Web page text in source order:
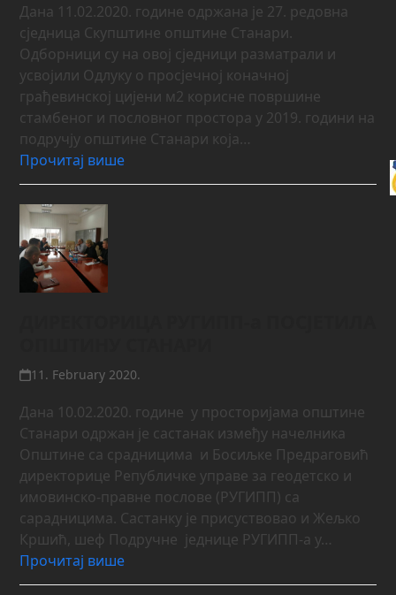
Дана 11.02.2020. године одржана је 27. редовна
сједница Скупштине општине Станари.
Одборници су на овој сједници разматрали и
усвојили Одлуку о просјечној коначној
грађевинској цијени м2 корисне површине
стамбеног и пословног простора у 2019. години на
подручју општине Станари која…
Прочитај више
11. February 2020.
Дана 10.02.2020. године у просторијама општине
Станари одржан је састанак између начелника
Општине са срадницима и Босиљке Предраговић
директорице Републичке управе за геодетско и
имовинско-правне послове (РУГИПП) са
сарадницима. Састанку је присуствовао и Жељко
Кршић, шеф Подручне једнице РУГИПП-а у…
Прочитај више